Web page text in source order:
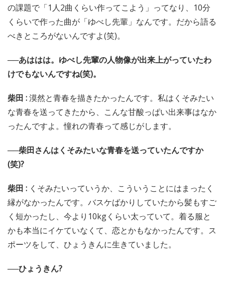
の課題で「1人2曲くらい作ってこよう」ってなり、10分
くらいで作った曲が「ゆべし先輩」なんです。だから語る
べきところがないんですよ(笑)。
──あははは。ゆべし先輩の人物像が出来上がっていたわ
けでもないんですね(笑)。
柴田 :漠然と青春を描きたかったんです。私はくそみたい
な青春を送ってきたから、こんな甘酸っぱい出来事はなか
ったんですよ。憧れの青春って感じがします。
──柴田さんはくそみたいな青春を送っていたんですか
(笑)?
柴田 : くそみたいっていうか、こういうことにはまったく
縁がなかったんです。バスケばかりしていたから髪もすご
く短かったし、今より10kgくらい太っていて。着る服と
かも本当にイケていなくて、恋とかもなかったんです。ス
ポーツをして、ひょうきんに生きていました。
──ひょうきん?